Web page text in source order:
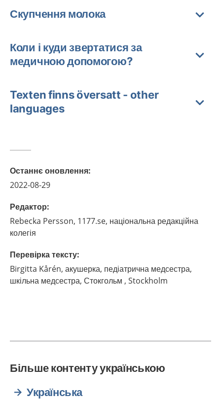
Скупчення молока
Коли і куди звертатися за
медичною допомогою?
Texten finns översatt - other
languages
Останнє оновлення:
2022-08-29
Редактор:
Rebecka Persson, 1177.se, національна редакційна
колегія
Перевірка тексту:
Birgitta Kårén, акушерка, педіатрична медсестра,
шкільна медсестра, Стокгольм , Stockholm
Більше контенту українською
Українська